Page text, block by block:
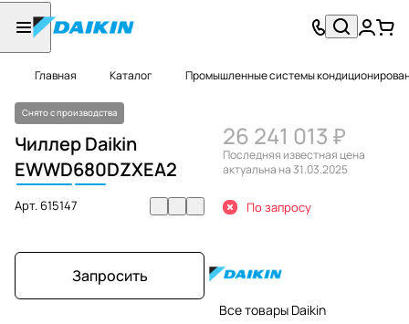
Главная Каталог Промышленные системы
Снято с производства
Чиллер Daikin
EWWD680DZXEA2
Арт.615147
Запросить
26 241 013 ₽
Последняя известная цена
актуальна на 31.03.2025
По запросу
Все товары Daikin